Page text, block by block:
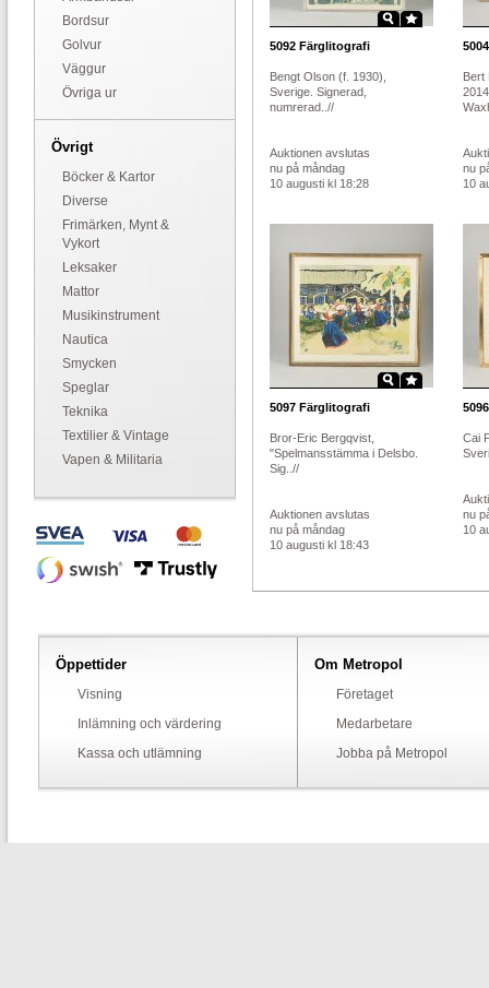
Bordsur
Golvur
Väggur
Övriga ur
Övrigt
Böcker & Kartor
Diverse
Frimärken, Mynt &
Vykort
Leksaker
Mattor
Musikinstrument
Nautica
Smycken
Speglar
Teknika
Textilier & Vintage
Vapen & Militaria
5092 Färglitografi
Bengt Olson (f. 1930),
Sverige. Signerad,
numrerad..//
Auktionen avslutas
nu på måndag
10 augusti kl 18:28
5004
Bert
nu
10
5097 Färglitografi
Bror-Eric Bergqvist,
"Spelmansstämma i Delsbo.
Sig..//
Auktionen avslutas
nu på måndag
10 augusti kl 18:43
5096
Cai
nu
10
Öppettider
Visning
Inlämning och värdering
Kassa och utlämning
Om Metropol
Företaget
Medarbetare
Jobba på Metropol